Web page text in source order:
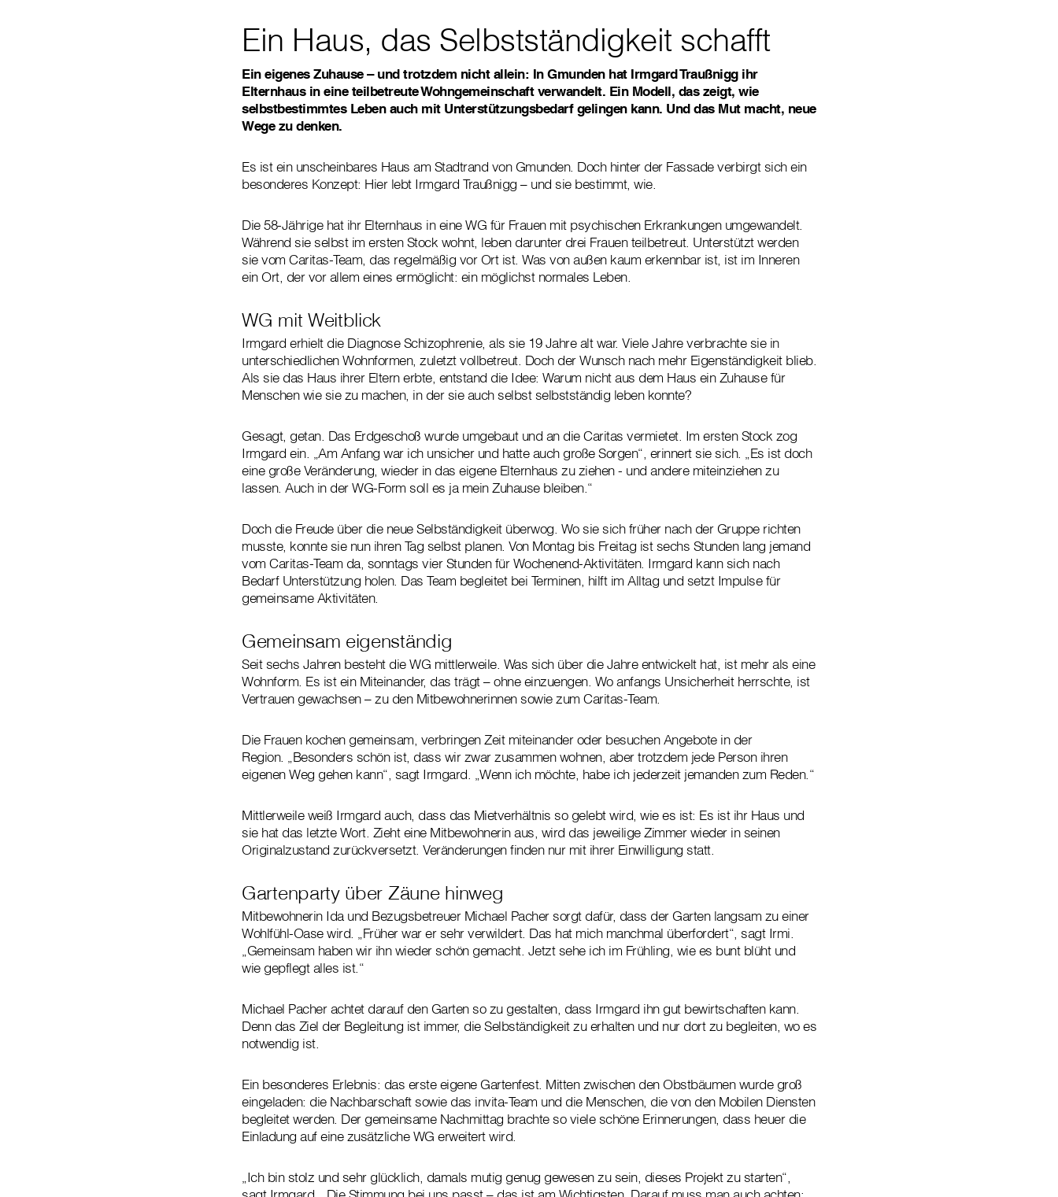
Ein Haus, das Selbstständigkeit schafft
Ein eigenes Zuhause – und trotzdem nicht allein: In Gmunden hat Irmgard Traußnigg ihr
Elternhaus in eine teilbetreute Wohngemeinschaft verwandelt. Ein Modell, das zeigt, wie
selbstbestimmtes Leben auch mit Unterstützungsbedarf gelingen kann. Und das Mut macht, neue
Wege zu denken.
Es ist ein unscheinbares Haus am Stadtrand von Gmunden. Doch hinter der Fassade verbirgt sich ein
besonderes Konzept: Hier lebt Irmgard Traußnigg – und sie bestimmt, wie.
Die 58-Jährige hat ihr Elternhaus in eine WG für Frauen mit psychischen Erkrankungen umgewandelt.
Während sie selbst im ersten Stock wohnt, leben darunter drei Frauen teilbetreut. Unterstützt werden
sie vom Caritas-Team, das regelmäßig vor Ort ist. Was von außen kaum erkennbar ist, ist im Inneren
ein Ort, der vor allem eines ermöglicht: ein möglichst normales Leben.
WG mit Weitblick
Irmgard erhielt die Diagnose Schizophrenie, als sie 19 Jahre alt war. Viele Jahre verbrachte sie in
unterschiedlichen Wohnformen, zuletzt vollbetreut. Doch der Wunsch nach mehr Eigenständigkeit blieb.
Als sie das Haus ihrer Eltern erbte, entstand die Idee: Warum nicht aus dem Haus ein Zuhause für
Menschen wie sie zu machen, in der sie auch selbst selbstständig leben konnte?
Gesagt, getan. Das Erdgeschoß wurde umgebaut und an die Caritas vermietet. Im ersten Stock zog
Irmgard ein. „Am Anfang war ich unsicher und hatte auch große Sorgen“, erinnert sie sich. „Es ist doch
eine große Veränderung, wieder in das eigene Elternhaus zu ziehen - und andere miteinziehen zu
lassen. Auch in der WG-Form soll es ja mein Zuhause bleiben.“
Doch die Freude über die neue Selbständigkeit überwog. Wo sie sich früher nach der Gruppe richten
musste, konnte sie nun ihren Tag selbst planen. Von Montag bis Freitag ist sechs Stunden lang jemand
vom Caritas-Team da, sonntags vier Stunden für Wochenend-Aktivitäten. Irmgard kann sich nach
Bedarf Unterstützung holen. Das Team begleitet bei Terminen, hilft im Alltag und setzt Impulse für
gemeinsame Aktivitäten.
Gemeinsam eigenständig
Seit sechs Jahren besteht die WG mittlerweile. Was sich über die Jahre entwickelt hat, ist mehr als eine
Wohnform. Es ist ein Miteinander, das trägt – ohne einzuengen. Wo anfangs Unsicherheit herrschte, ist
Vertrauen gewachsen – zu den Mitbewohnerinnen sowie zum Caritas-Team.
Die Frauen kochen gemeinsam, verbringen Zeit miteinander oder besuchen Angebote in der
Region. „Besonders schön ist, dass wir zwar zusammen wohnen, aber trotzdem jede Person ihren
eigenen Weg gehen kann“, sagt Irmgard. „Wenn ich möchte, habe ich jederzeit jemanden zum Reden.“
Mittlerweile weiß Irmgard auch, dass das Mietverhältnis so gelebt wird, wie es ist: Es ist ihr Haus und
sie hat das letzte Wort. Zieht eine Mitbewohnerin aus, wird das jeweilige Zimmer wieder in seinen
Originalzustand zurückversetzt. Veränderungen finden nur mit ihrer Einwilligung statt.
Gartenparty über Zäune hinweg
Mitbewohnerin Ida und Bezugsbetreuer Michael Pacher sorgt dafür, dass der Garten langsam zu einer
Wohlfühl-Oase wird. „Früher war er sehr verwildert. Das hat mich manchmal überfordert“, sagt Irmi.
„Gemeinsam haben wir ihn wieder schön gemacht. Jetzt sehe ich im Frühling, wie es bunt blüht und
wie gepflegt alles ist.“
Michael Pacher achtet darauf den Garten so zu gestalten, dass Irmgard ihn gut bewirtschaften kann.
Denn das Ziel der Begleitung ist immer, die Selbständigkeit zu erhalten und nur dort zu begleiten, wo es
notwendig ist.
Ein besonderes Erlebnis: das erste eigene Gartenfest. Mitten zwischen den Obstbäumen wurde groß
eingeladen: die Nachbarschaft sowie das invita-Team und die Menschen, die von den Mobilen Diensten
begleitet werden. Der gemeinsame Nachmittag brachte so viele schöne Erinnerungen, dass heuer die
Einladung auf eine zusätzliche WG erweitert wird.
„Ich bin stolz und sehr glücklich, damals mutig genug gewesen zu sein, dieses Projekt zu starten“,